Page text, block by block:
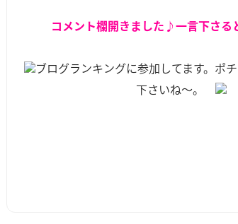
コメント欄開きました♪一言下さる
ブログランキングに参加してます。ポ
下さいね～。